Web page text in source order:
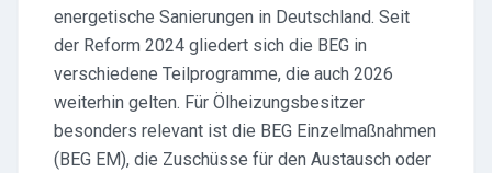
energetische Sanierungen in Deutschland. Seit
der Reform 2024 gliedert sich die BEG in
verschiedene Teilprogramme, die auch 2026
weiterhin gelten. Für Ölheizungsbesitzer
besonders relevant ist die BEG Einzelmaßnahmen
(BEG EM), die Zuschüsse für den Austausch oder